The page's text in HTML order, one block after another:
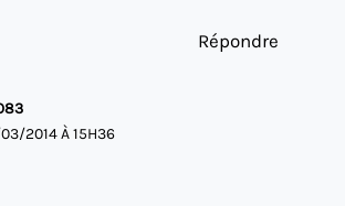
Répondre
2014 À 15H36